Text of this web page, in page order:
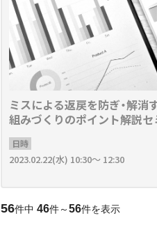
ミスによる返戻を防ぎ・解消
組みづくりのポイント解説セ
日時
2023.02.22(水) 10:30～ 12:30
56件中 46件～56件を表示